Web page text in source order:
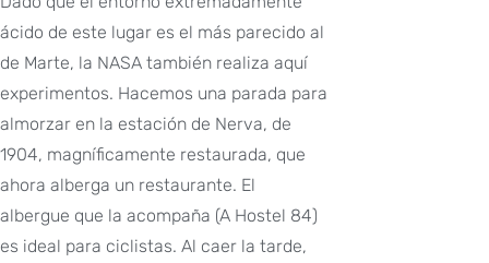
ácido de este lugar es el más parecido al
de Marte, la NASA también realiza aquí
experimentos. Hacemos una parada para
almorzar en la estación de Nerva, de
1904, magníficamente restaurada, que
ahora alberga un restaurante. El
albergue que la acompaña (A Hostel 84)
es ideal para ciclistas. Al caer la tarde,